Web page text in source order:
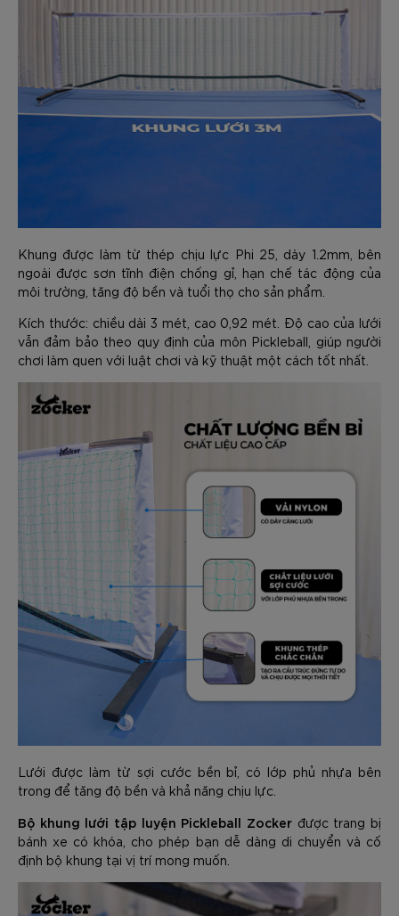
Khung được làm từ thép chịu lực Phi 25, dày 1.2mm, bên
ngoài được sơn tĩnh điện chống gỉ, hạn chế tác động của
môi trường, tăng độ bền và tuổi thọ cho sản phẩm.
Kích thước: chiều dài 3 mét, cao 0,92 mét. Độ cao của lưới
vẫn đảm bảo theo quy định của môn Pickleball, giúp người
chơi làm quen với luật chơi và kỹ thuật một cách tốt nhất.
Lưới được làm từ sợi cước bền bỉ, có lớp phủ nhựa bên
trong để tăng độ bền và khả năng chịu lực.
Bộ khung lưới tập luyện Pickleball Zocker được trang bị
bánh xe có khóa, cho phép bạn dễ dàng di chuyển và cố
định bộ khung tại vị trí mong muốn.